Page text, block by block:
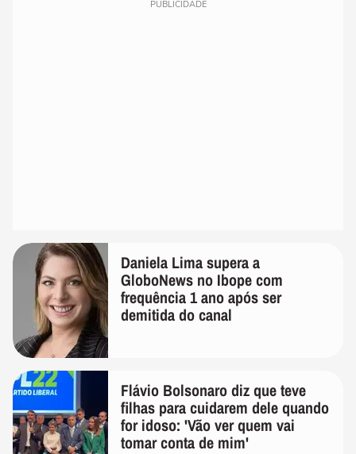
PUBLICIDADE
Daniela Lima supera a
GloboNews no Ibope com
frequência 1 ano após ser
demitida do canal
Flávio Bolsonaro diz que teve
filhas para cuidarem dele quando
for idoso: 'Vão ver quem vai
tomar conta de mim'